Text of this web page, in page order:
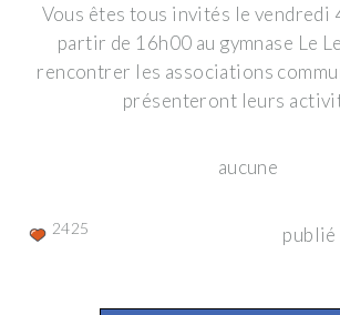
Vous êtes tous invités le vendredi
partir de 16h00 au gymnase Le
rencontrer les associations
présenteront leurs
aucune
2425